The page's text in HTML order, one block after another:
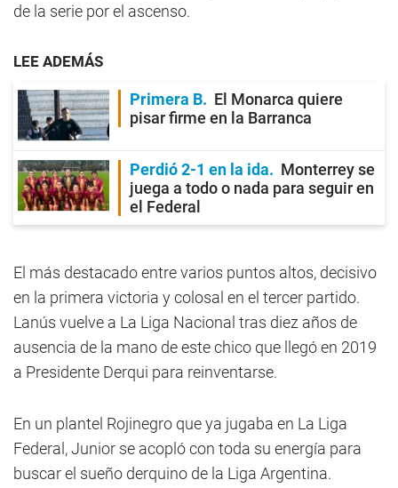
de la serie por el ascenso.
LEE ADEMÁS
Primera B
El Monarca quiere
pisar firme en la Barranca
Perdió 2-1 en la ida
Monterrey se
juega a todo o nada para seguir en
el Federal
El más destacado entre varios puntos altos, decisivo
en la primera victoria y colosal en el tercer partido.
Lanús vuelve a La Liga Nacional tras diez años de
ausencia de la mano de este chico que llegó en 2019
a Presidente Derqui para reinventarse.
En un plantel Rojinegro que ya jugaba en La Liga
Federal, Junior se acopló con toda su energía para
buscar el sueño derquino de la Liga Argentina.